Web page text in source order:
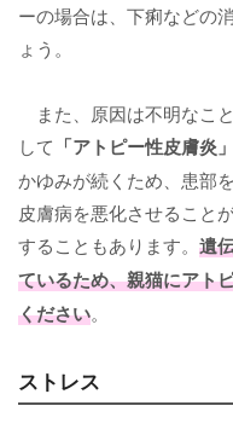
ーの場合は、下痢などの
ょう。
また、原因は不明なこ
して 「アトピー性皮膚炎
かゆみが続くため、患部
皮膚病を悪化させること
することもあります。 遺
ているため、親猫にアト
ください。
ストレス